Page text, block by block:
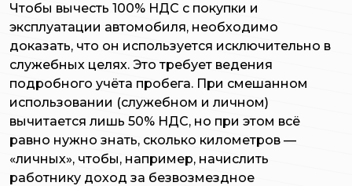
Чтобы вычесть 100% НДС с покупки и
эксплуатации автомобиля, необходимо
доказать, что он используется исключительно в
служебных целях. Это требует ведения
подробного учёта пробега. При смешанном
использовании (служебном и личном)
вычитается лишь 50% НДС, но при этом всё
равно нужно знать, сколько километров —
«личных», чтобы, например, начислить
работнику доход за безвозмездное